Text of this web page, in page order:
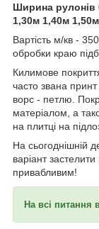
Ширина рулонів
1,30м 1,40м
Вартість м/кв -
обробки краю
Килимове
часто звана
ворс - петлю.
матеріалом, а
на плитці на
На сьогоднішній
варіант
привабливим!
На всі питання